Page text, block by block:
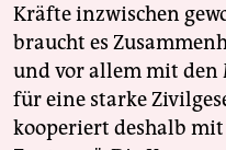
Kräfte inzwischen
braucht es
und vor allem mit den
für eine starke
kooperiert deshalb